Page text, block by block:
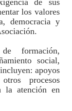
los valores
democracia y
formación,
social,
apoyos
procesos
la atención en